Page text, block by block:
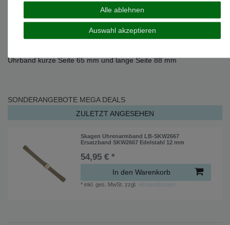
Skagen Uhrband Edelstahl für das Modell SKW2667
Wechselarmband 12 mm Silber
Die Modellnummer ihrer Uhr finden sie am Gehäusedeckel
Uhrband kurze Seite 65 mm und lange Seite 88 mm
SONDERANGEBOTE MEGA DEALS
ZULETZT ANGESEHEN
Skagen Uhrenarmband LB-SKW2667
Ersatzband SKW2667 Edelstahl 12 mm
54,95 € *
In den Warenkorb
* inkl. ges. MwSt. zzgl. Versandkosten
Alle ablehnen
Auswahl akzeptieren